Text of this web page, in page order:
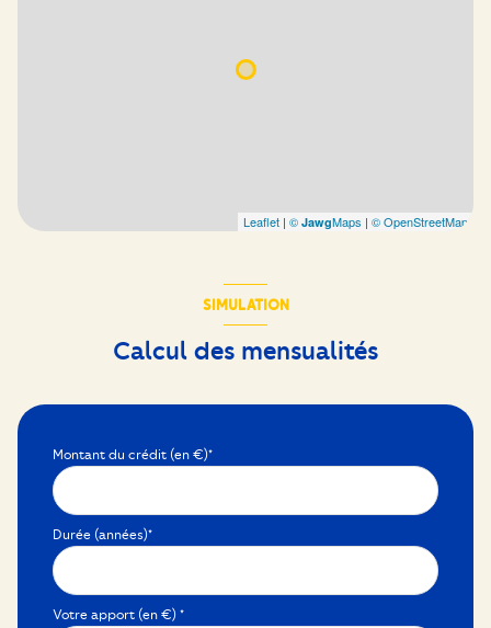
Leaflet | © JawgMaps | © OpenStreetMap
SIMULATION
Calcul des mensualités
Montant du crédit (en €)*
Durée (années)*
Votre apport (en €) *